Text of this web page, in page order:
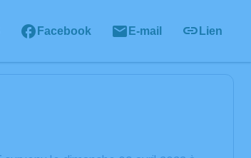
Facebook E-mail Lien